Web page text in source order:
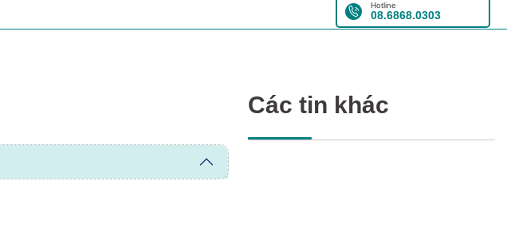
Hotline
08.6868.0303
Các tin khác